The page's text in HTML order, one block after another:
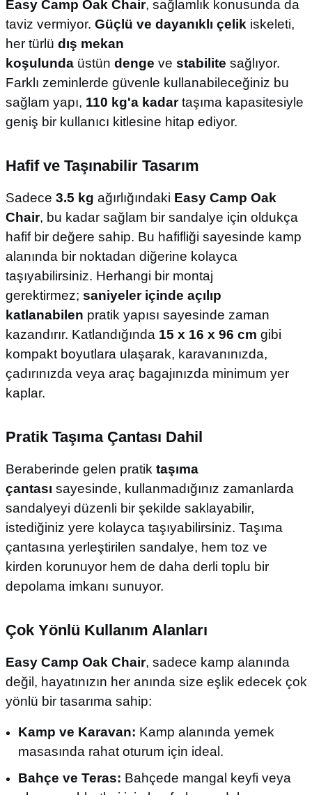
Easy Camp Oak Chair, sağlamlık konusunda da
taviz vermiyor. Güçlü ve dayanıklı çelik iskeleti,
her türlü dış mekan
koşulundaüstün denge ve stabilite sağlıyor.
Farklı zeminlerde güvenle kullanabileceğiniz bu
sağlam yapı, 110 kg'a kadartaşıma kapasitesiyle
geniş bir kullanıcı kitlesine hitap ediyor.
Hafif ve Taşınabilir Tasarım
Sadece 3.5 kg ağırlığındaki Easy Camp Oak
Chair, bu kadar sağlam bir sandalye için oldukça
hafif bir değere sahip. Bu hafifliği sayesinde kamp
alanında bir noktadan diğerine kolayca
taşıyabilirsiniz. Herhangi bir montaj
gerektirmez; saniyeler içinde açılıp
katlanabilen pratik yapısı sayesinde zaman
kazandırır. Katlandığında 15 x 16 x 96 cm gibi
kompakt boyutlara ulaşarak, karavanınızda,
çadırınızda veya araç bagajınızda minimum yer
kaplar.
Pratik Taşıma Çantası Dahil
Beraberinde gelen pratik taşıma
çantası sayesinde, kullanmadığınız zamanlarda
sandalyeyi düzenli bir şekilde saklayabilir,
istediğiniz yere kolayca taşıyabilirsiniz. Taşıma
çantasına yerleştirilen sandalye, hem toz ve
kirden korunuyor hem de daha derli toplu bir
depolama imkanı sunuyor.
Çok Yönlü Kullanım Alanları
Easy Camp Oak Chair, sadece kamp alanında
değil, hayatınızın her anında size eşlik edecek çok
yönlü bir tasarıma sahip:
Kamp ve Karavan: Kamp alanında yemek
masasında rahat oturum için ideal.
Bahçe ve Teras: Bahçede mangal keyfi veya